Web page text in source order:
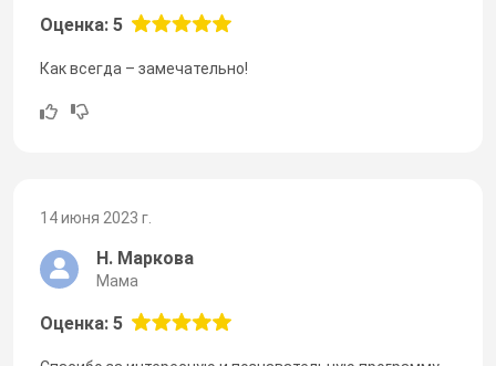
Оценка: 5
Как всегда – замечательно!
14 июня 2023 г.
Н. Маркова
Мама
Оценка: 5